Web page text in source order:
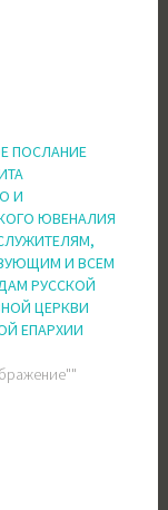
ПОСЛАНИЕ
И
ЮВЕНАЛИЯ
И ВСЕМ
РУССКОЙ
ЦЕРКВИ
ЕПАРХИИ